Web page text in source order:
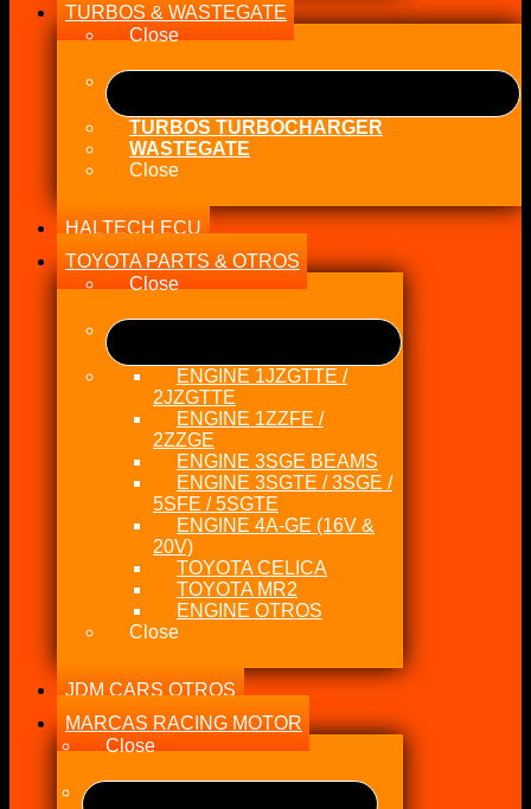
TURBOS & WASTEGATE
Close
TURBOS TURBOCHARGER
WASTEGATE
Close
HALTECH ECU
TOYOTA PARTS & OTROS
Close
ENGINE 1JZGTTE /
2JZGTTE
ENGINE 1ZZFE /
2ZZGE
ENGINE 3SGE BEAMS
ENGINE 3SGTE / 3SGE /
5SFE / 5SGTE
ENGINE 4A-GE (16V &
20V)
TOYOTA CELICA
TOYOTA MR2
ENGINE OTROS
Close
JDM CARS OTROS
MARCAS RACING MOTOR
Close